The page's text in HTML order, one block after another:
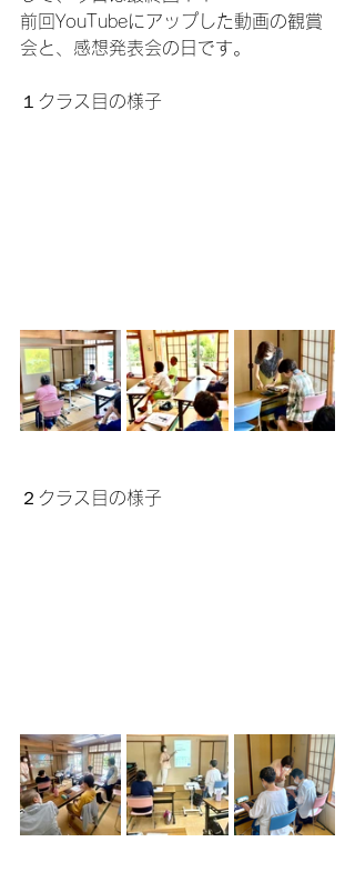
前回YouTubeにアップした動画の観賞
会と、感想発表会の日です。
１クラス目の様子
２クラス目の様子